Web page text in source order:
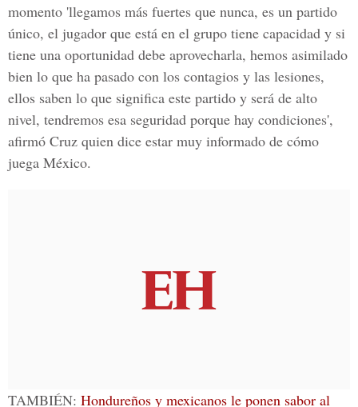
momento 'llegamos más fuertes que nunca, es un partido
único, el jugador que está en el grupo tiene capacidad y si
tiene una oportunidad debe aprovecharla, hemos asimilado
bien lo que ha pasado con los contagios y las lesiones,
ellos saben lo que significa este partido y será de alto
nivel, tendremos esa seguridad porque hay condiciones',
afirmó Cruz quien dice estar muy informado de cómo
juega México.
TAMBIÉN: Hondureños y mexicanos le ponen sabor al